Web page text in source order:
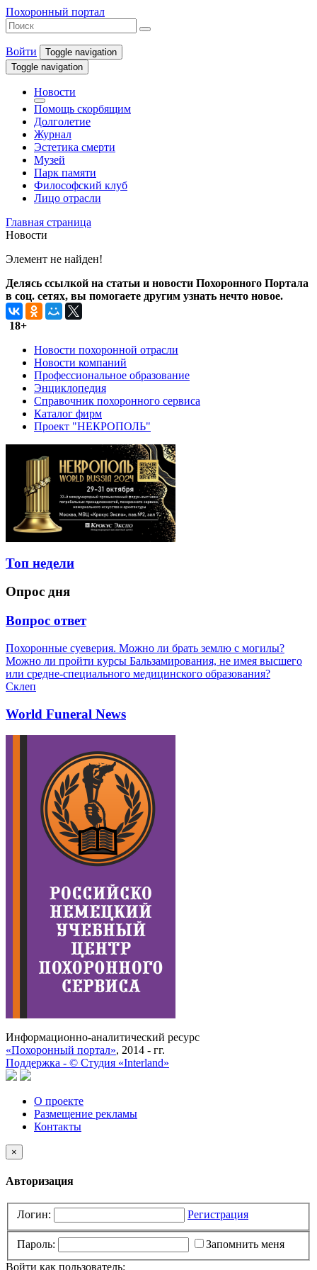
Похоронный портал
Войти
Toggle navigation
Toggle navigation
Новости
Помощь скорбящим
Долголетие
Журнал
Эстетика смерти
Музей
Парк памяти
Философский клуб
Лицо отрасли
Главная страница
Новости
Элемент не найден!
Делясь ссылкой на статьи и новости Похоронного Портала
в соц. сетях, вы помогаете другим узнать нечто новое.
18+
Новости похоронной отрасли
Новости компаний
Профессиональное образование
Энциклопедия
Справочник похоронного сервиса
Каталог фирм
Проект "НЕКРОПОЛЬ"
Топ недели
Опрос дня
Вопрос ответ
Похоронные суеверия. Можно ли брать землю с могилы?
Можно ли пройти курсы Бальзамирования, не имея высшего
или средне-специального медицинского образования?
Склеп
World Funeral News
Информационно-аналитический ресурс
«Похоронный портал», 2014 - гг.
Поддержка - © Cтудия «Interland»
О проекте
Размещение рекламы
Контакты
×
Авторизация
Логин: Регистрация
Пароль:
Запомнить меня
Войти как пользователь: